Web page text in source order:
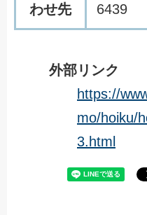
わせ先
6439
外部リンク
https://
mo/hoiku/
3.html